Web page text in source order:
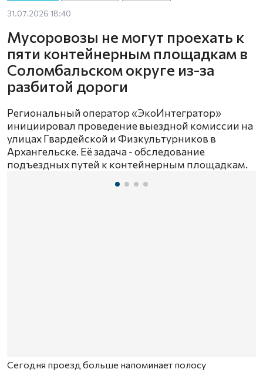
31.07.2026 18:40
Мусоровозы не могут проехать к
пяти контейнерным площадкам в
Соломбальском округе из-за
разбитой дороги
Региональный оператор «ЭкоИнтегратор»
инициировал проведение выездной комиссии на
улицах Гвардейской и Физкультурников в
Архангельске. Её задача - обследование
подъездных путей к контейнерным площадкам.
Сегодня проезд больше напоминает полосу